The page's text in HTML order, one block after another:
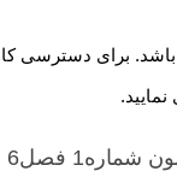
برای دسترسی
نمایید.
فصل6